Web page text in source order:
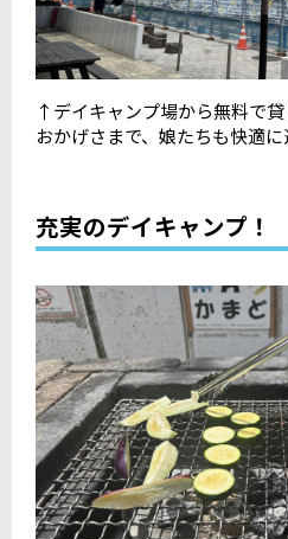
↑デイキャンプ場から無料で
おかげさまで、娘たちも快適に
充実のデイキャンプ！